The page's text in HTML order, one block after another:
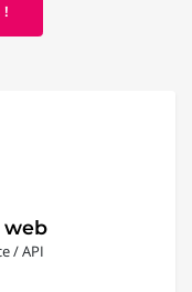
!
web
/ API